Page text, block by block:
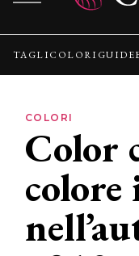
Guide
Lifestyle
News
TAGLICOLORI GUIDE
COLORI
Color
colore